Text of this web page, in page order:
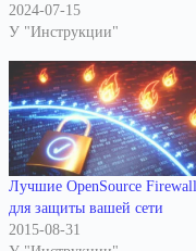
2024-07-15
У "Инструкции"
Лучшие OpenSource Firewall
для защиты вашей сети
2015-08-31